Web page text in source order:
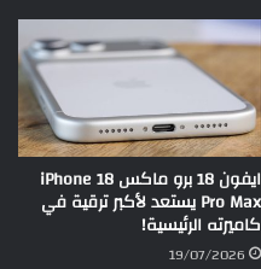
ايفون 18 برو ماكس iPhone 18
Pro Max يستعد لأكبر ترقية في
كاميرته الرئيسية!
19/07/2026